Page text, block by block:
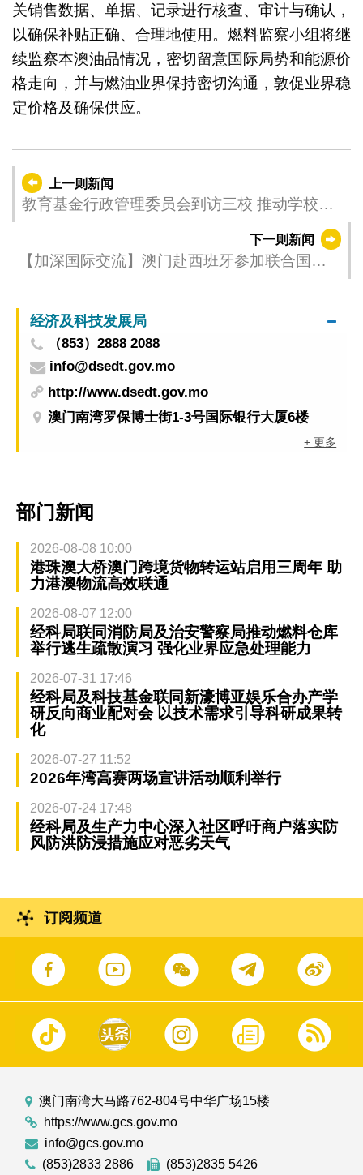
关销售数据、单据、记录进行核查、审计与确认，
以确保补贴正确、合理地使用。燃料监察小组将继
续监察本澳油品情况，密切留意国际局势和能源价
格走向，并与燃油业界保持密切沟通，敦促业界稳
定价格及确保供应。
上一则新闻
教育基金行政管理委员会到访三校 推动学校多
下一则新闻
【加深国际交流】澳门赴西班牙参加联合国世
经济及科技发展局
（853）2888 2088
info@dsedt.gov.mo
http://www.dsedt.gov.mo
澳门南湾罗保博士街1-3号国际银行大厦6楼
+ 更多
部门新闻
2026-08-08 10:00
港珠澳大桥澳门跨境货物转运站启用三周年 助
力港澳物流高效联通
2026-08-07 12:00
经科局联同消防局及治安警察局推动燃料仓库
举行逃生疏散演习 强化业界应急处理能力
2026-07-31 17:46
经科局及科技基金联同新濠博亚娱乐合办产学
研反向商业配对会 以技术需求引导科研成果转
化
2026-07-27 11:52
2026年湾高赛两场宣讲活动顺利举行
2026-07-24 17:48
经科局及生产力中心深入社区呼吁商户落实防
风防洪防浸措施应对恶劣天气
订阅频道
澳门南湾大马路762-804号中华广场15楼
https://www.gcs.gov.mo
info@gcs.gov.mo
(853)2833 2886
(853)2835 5426